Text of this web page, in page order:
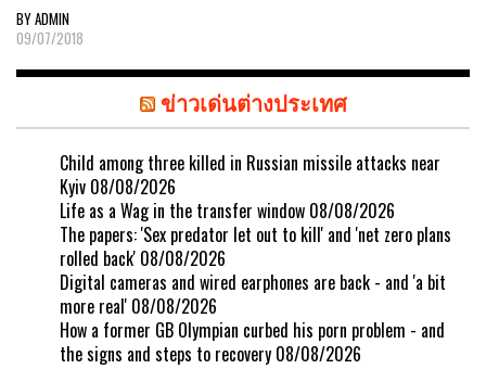
BY ADMIN
09/07/2018
ข่าวเด่นต่างประเทศ
Child among three killed in Russian missile attacks near
Kyiv 08/08/2026
Life as a Wag in the transfer window 08/08/2026
The papers: 'Sex predator let out to kill' and 'net zero plans
rolled back' 08/08/2026
Digital cameras and wired earphones are back - and 'a bit
more real' 08/08/2026
How a former GB Olympian curbed his porn problem - and
the signs and steps to recovery 08/08/2026